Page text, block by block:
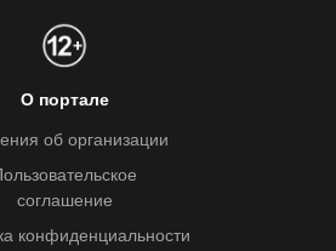
О портале
об организации
соглашение
конфиденциальности